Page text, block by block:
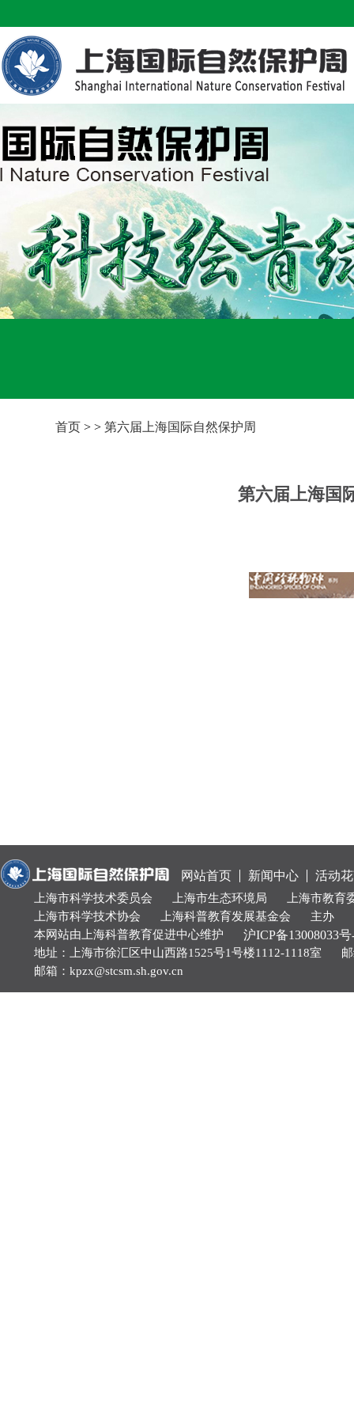
首页 > > 第六届上海国际自然保护周
第六届上海国
网站首页 新闻中心 活动
上海市科学技术委员会 上海市生态环境局
上海市教育
上海市科学技术协会
上海科普教育发展基金会
主办
本网站由上海科普教育促进中心维护
沪ICP备13008033号
地址：上海市徐汇区中山西路1525号1号楼1112-1118室
邮箱：kpzx@stcsm.sh.gov.cn